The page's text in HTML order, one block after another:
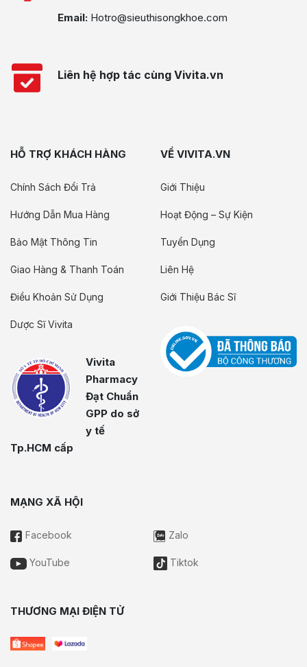
Email: Hotro@sieuthisongkhoe.com
Liên hệ hợp tác cùng Vivita.vn
HỖ TRỢ KHÁCH HÀNG
Chính Sách Đổi Trả
Hướng Dẫn Mua Hàng
Bảo Mật Thông Tin
Giao Hàng & Thanh Toán
Điều Khoản Sử Dụng
Dược Sĩ Vivita
Vivita
Pharmacy
Đạt Chuẩn
GPP do sở
y tế
Tp.HCM cấp
VỀ VIVITA.VN
Giới Thiệu
Hoạt Động – Sự Kiện
Tuyển Dụng
Liên Hệ
Giới Thiệu Bác Sĩ
MẠNG XÃ HỘI
Facebook Zalo
YouTube Tiktok
THƯƠNG MẠI ĐIỆN TỬ